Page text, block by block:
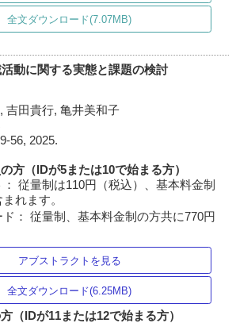
全文ダウンロード(7.07MB)
動に関する実態と課題の検討
吉田貴行, 亀井美和子
56, 2025.
方（IDが5または10で始まる方）
従量制は110円（税込）、基本料金制
れます。
： 従量制、基本料金制の方共に770円
アブストラクトを見る
全文ダウンロード(6.25MB)
（IDが11または12で始まる方）